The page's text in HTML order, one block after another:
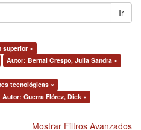
Ir
superior ×
Autor: Bernal Crespo, Julia Sandra ×
tecnológicas ×
Autor: Guerra Flórez, Dick ×
Mostrar Filtros Avanzados